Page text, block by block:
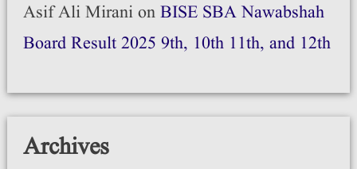
Asif Ali MiranionBISE SBA Nawabshah
Board Result 2025 9th, 10th 11th, and 12th
Archives